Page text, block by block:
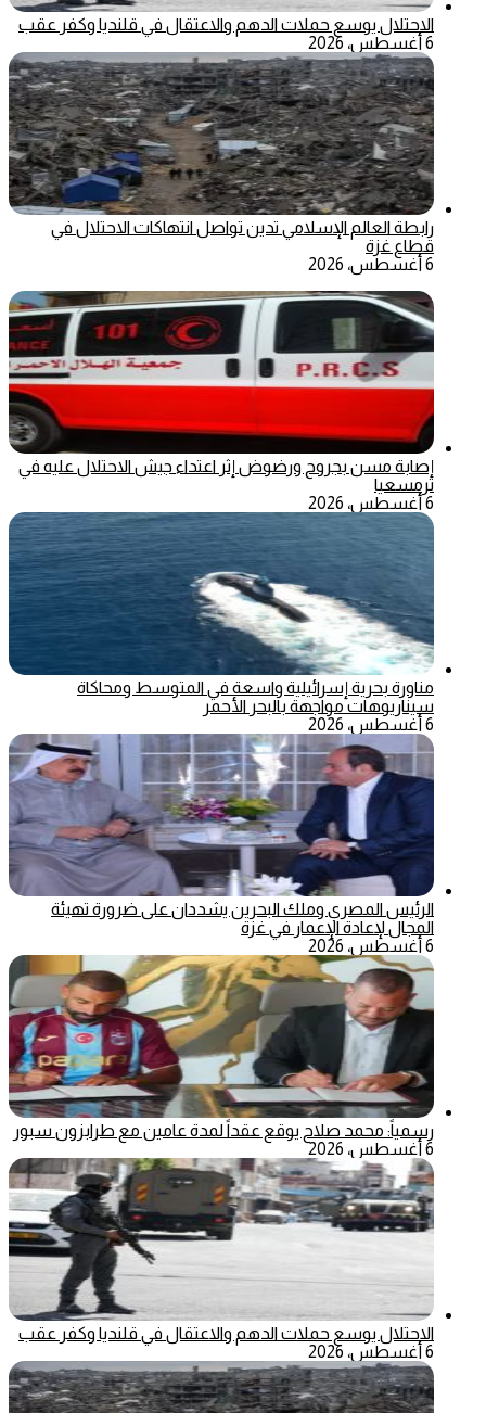
الاحتلال يوسع حملات الدهم والاعتقال في قلنديا وكفر عقب
6 أغسطس، 2026
رابطة العالم الإسلامي تدين تواصل انتهاكات الاحتلال في
قطاع غزة
6 أغسطس، 2026
إصابة مسن بجروح ورضوض إثر اعتداء جيش الاحتلال عليه في
ترمسعيا
6 أغسطس، 2026
مناورة بحرية إسرائيلية واسعة في المتوسط ومحاكاة
سيناريوهات مواجهة بالبحر الأحمر
6 أغسطس، 2026
الرئيس المصري وملك البحرين يشددان على ضرورة تهيئة
المجال لإعادة الإعمار في غزة
6 أغسطس، 2026
رسمياً: محمد صلاح يوقع عقداً لمدة عامين مع طرابزون سبور
6 أغسطس، 2026
الاحتلال يوسع حملات الدهم والاعتقال في قلنديا وكفر عقب
6 أغسطس، 2026